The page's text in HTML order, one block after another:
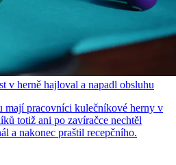
v herně hajloval a napadl obsluhu
mají pracovníci kulečníkové herny v
totiž ani po zavíračce nechtěl
a nakonec praštil recepčního.